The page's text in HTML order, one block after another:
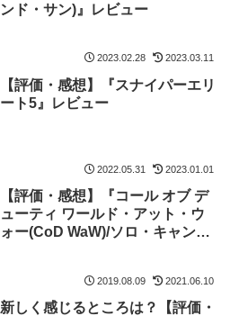
ンド・サン)』レビュー
2023.02.28 2023.03.11
【評価・感想】『スナイパーエリ
ート5』レビュー
2022.05.31 2023.01.01
【評価・感想】『コール オブ デ
ューティ ワールド・アット・ウ
ォー(CoD WaW)/ソロ・キャンペ
2019.08.09 2021.06.10
新しく感じるところは？【評価・